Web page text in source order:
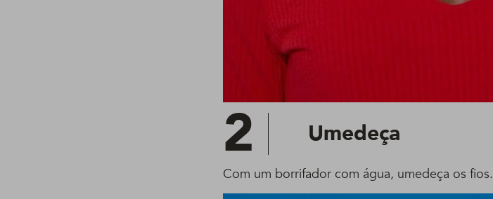
2 Umedeça
Com um borrifador com água, umedeça os fios.